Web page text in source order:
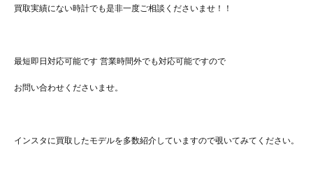
買取実績にない時計でも是非一度ご相談くださいませ！！
最短即日対応可能です 営業時間外でも対応可能ですので
お問い合わせくださいませ。
インスタに買取したモデルを多数紹介していますので覗いてみてください。